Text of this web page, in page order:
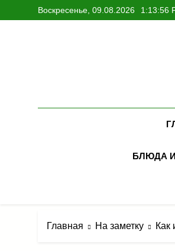
к
Воскресенье, 09.08.2026 1:13:57
БЛЮДА
Главная На заметку Как